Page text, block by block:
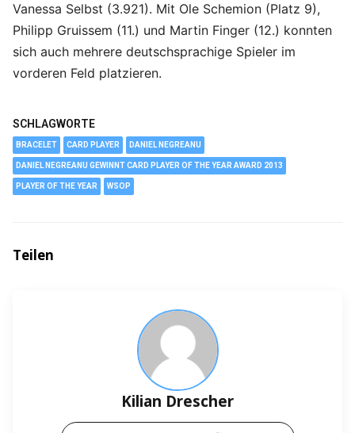
Vanessa Selbst (3.921). Mit Ole Schemion (Platz 9),
Philipp Gruissem (11.) und Martin Finger (12.) konnten
sich auch mehrere deutschsprachige Spieler im
vorderen Feld platzieren.
SCHLAGWORTE
BRACELET CARD PLAYER DANIEL NEGREANU
DANIEL NEGREANU GEWINNT CARD PLAYER OF THE YEAR AWARD 2013
PLAYER OF THE YEAR WSOP
Teilen
Kilian Drescher